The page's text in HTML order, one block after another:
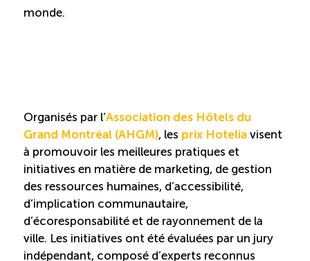
monde.
Organisés par l’Association des Hôtels du
Grand Montréal (AHGM), les prix Hotelia visent
à promouvoir les meilleures pratiques et
initiatives en matière de marketing, de gestion
des ressources humaines, d’accessibilité,
d’implication communautaire,
d’écoresponsabilité et de rayonnement de la
ville. Les initiatives ont été évaluées par un jury
indépendant, composé d’experts reconnus